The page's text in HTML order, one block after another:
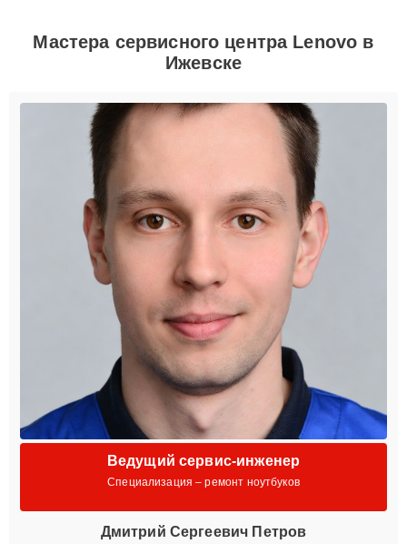
Мастера сервисного центра Lenovo в
Ижевске
Ведущий сервис-инженер
Специализация – ремонт ноутбуков
Дмитрий Сергеевич Петров